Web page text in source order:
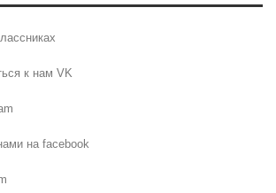
к нам VK
на facebook